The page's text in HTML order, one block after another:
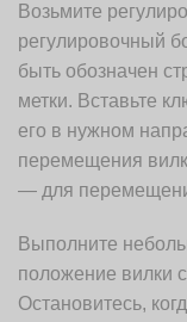
Возьмите
регулировочный
быть обозначен
метки. Вставьте
его в нужном
перемещения
— для
Выполните
положение вилки
Остановитесь,